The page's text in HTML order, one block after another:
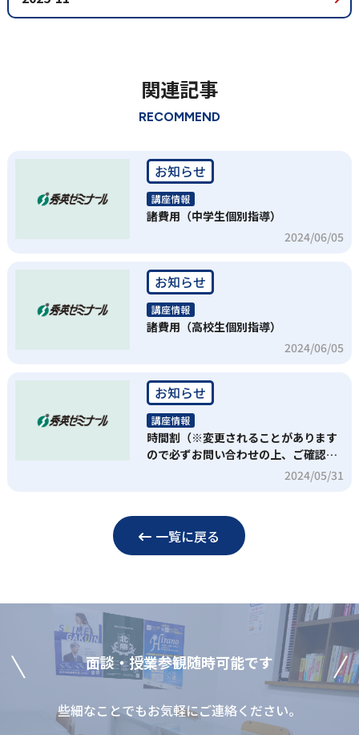
関連記事
RECOMMEND
お知らせ
講座情報
諸費用（中学生個別指導）
2024/06/05
お知らせ
講座情報
諸費用（高校生個別指導）
2024/06/05
お知らせ
講座情報
時間割（※変更されることがあります
ので必ずお問い合わせの上、ご確認く
2024/05/31
一覧に戻る
⾯談‧授業参観随時可能です
些細なことでもお気軽にご連絡ください。